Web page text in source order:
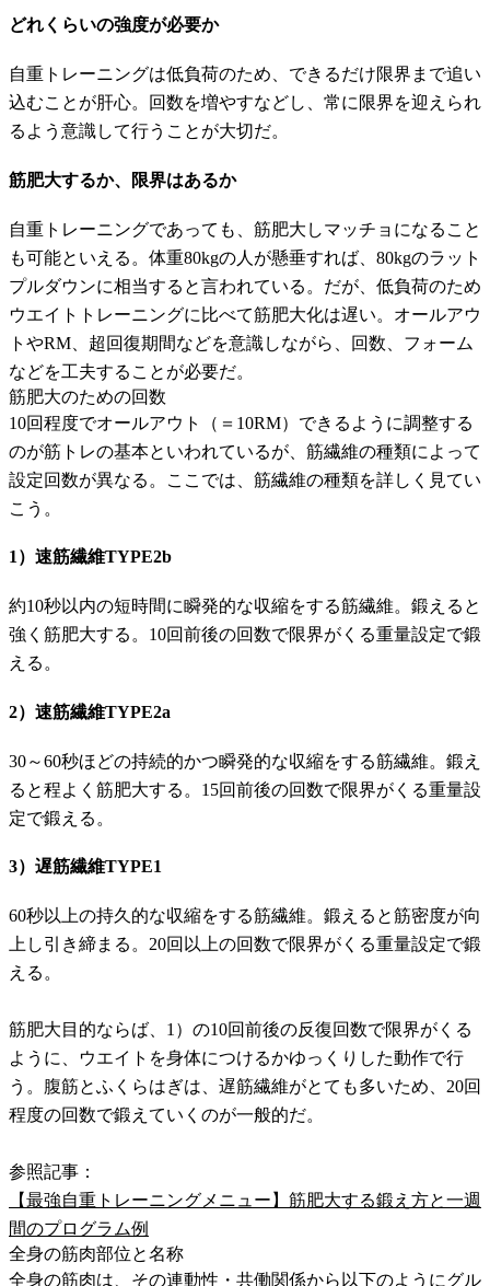
どれくらいの強度が必要か
自重トレーニングは低負荷のため、できるだけ限界まで追い
込むことが肝心。回数を増やすなどし、常に限界を迎えられ
るよう意識して行うことが大切だ。
筋肥大するか、限界はあるか
自重トレーニングであっても、筋肥大しマッチョになること
も可能といえる。体重80kgの人が懸垂すれば、80kgのラット
プルダウンに相当すると言われている。だが、低負荷のため
ウエイトトレーニングに比べて筋肥大化は遅い。オールアウ
トやRM、超回復期間などを意識しながら、回数、フォーム
などを工夫することが必要だ。
筋肥大のための回数
10回程度でオールアウト（＝10RM）できるように調整する
のが筋トレの基本といわれているが、筋繊維の種類によって
設定回数が異なる。ここでは、筋繊維の種類を詳しく見てい
こう。
1）速筋繊維TYPE2b
約10秒以内の短時間に瞬発的な収縮をする筋繊維。鍛えると
強く筋肥大する。10回前後の回数で限界がくる重量設定で鍛
える。
2）速筋繊維TYPE2a
30～60秒ほどの持続的かつ瞬発的な収縮をする筋繊維。鍛え
ると程よく筋肥大する。15回前後の回数で限界がくる重量設
定で鍛える。
3）遅筋繊維TYPE1
60秒以上の持久的な収縮をする筋繊維。鍛えると筋密度が向
上し引き締まる。20回以上の回数で限界がくる重量設定で鍛
える。
筋肥大目的ならば、1）の10回前後の反復回数で限界がくる
ように、ウエイトを身体につけるかゆっくりした動作で行
う。腹筋とふくらはぎは、遅筋繊維がとても多いため、20回
程度の回数で鍛えていくのが一般的だ。
参照記事：
【最強自重トレーニングメニュー】筋肥大する鍛え方と一週
間のプログラム例
全身の筋肉部位と名称
全身の筋肉は、その連動性・共働関係から以下のようにグル